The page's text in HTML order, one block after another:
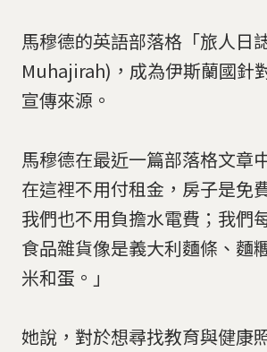
馬穆德的英語部落格「旅人日
Muhajirah)，成為伊斯蘭國針
宣傳來源。
馬穆德在最近一篇部落格文章
在這裡不用付租金，房子是免
我們也不用負擔水電費；我們
食品雜貨像是義大利麵條、麵
米和蛋。」
她說，對於想尋找教育與健康